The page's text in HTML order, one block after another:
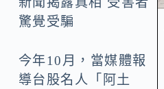
驚覺受騙
今年10月，當媒體報
導台股名人「阿土